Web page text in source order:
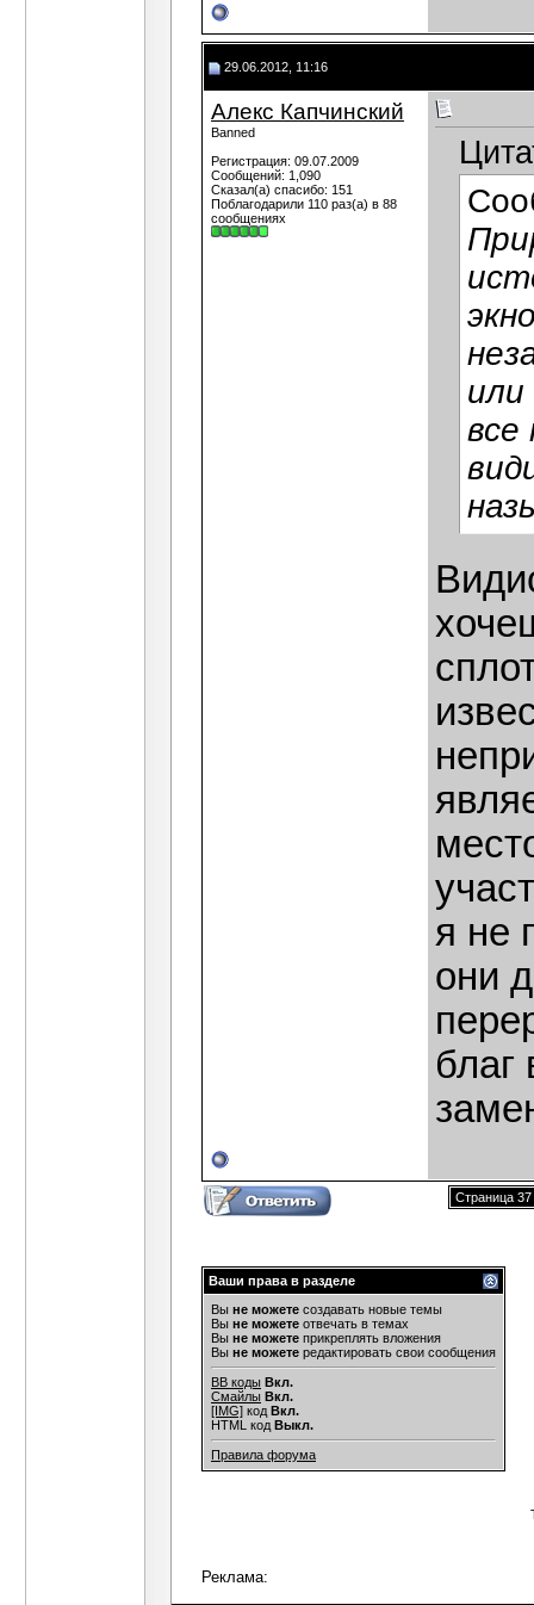
29.06.2012, 11:16
Алекс Капчинский
Banned
Регистрация: 09.07.2009
Сообщений: 1,090
Сказал(а) спасибо: 151
Поблагодарили 110 раз(а) в 88
сообщениях
все
я не
они
благ
Страница 37
Ваши права в разделе
Вы не можете создавать новые темы
Вы не можете отвечать в темах
Вы не можете прикреплять вложения
Вы не можете редактировать свои сообщения
BB коды Вкл.
Смайлы Вкл.
[IMG] код Вкл.
HTML код Выкл.
Правила форума
Реклама: